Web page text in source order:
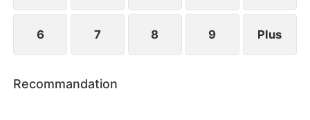
6 7 8 9 Plus
Recommandation